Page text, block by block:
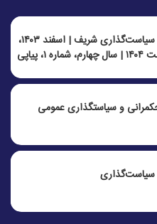
خبرنامه پژوهشکده سیاست‌گذاری شریف | اسفند ۱۴۰۳،
فروردین و اردیبهشت ۱۴۰۴ | سال چهارم، شماره ۱، پیاپی
و سياستگذاری عمومی
سیاست‌گذاری